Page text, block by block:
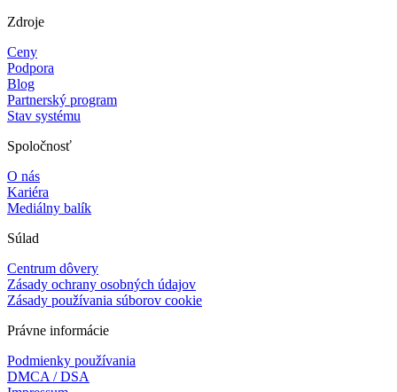
Zdroje
Ceny
Podpora
Blog
Partnerský program
Stav systému
Spoločnosť
O nás
Kariéra
Mediálny balík
Súlad
Centrum dôvery
Zásady ochrany osobných údajov
Zásady používania súborov cookie
Právne informácie
Podmienky používania
DMCA / DSA